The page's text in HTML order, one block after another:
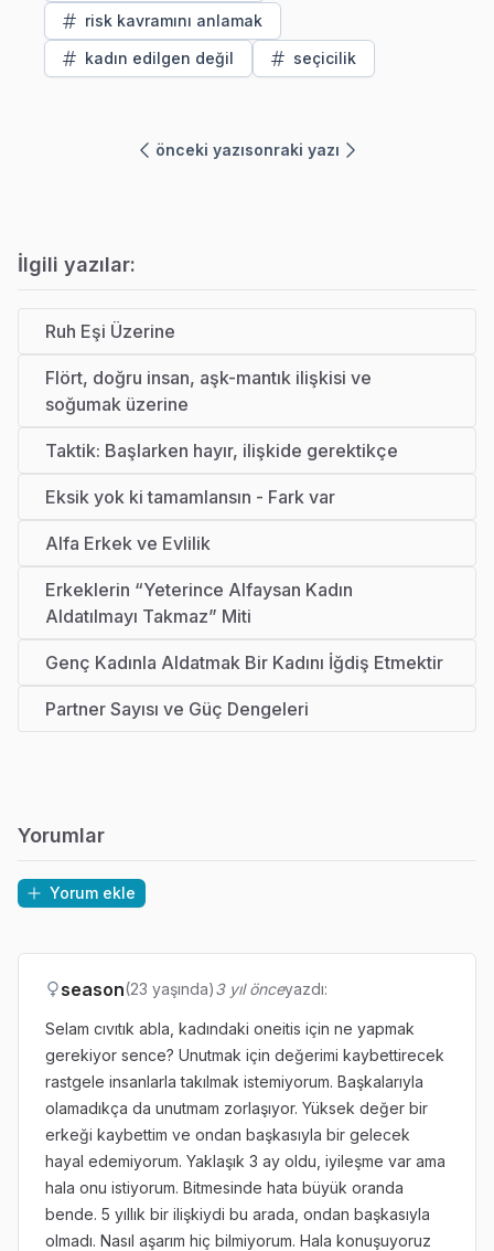
risk kavramını anlamak
kadın edilgen değil
seçicilik
önceki yazısonraki yazı
İlgili yazılar:
Ruh Eşi Üzerine
Flört, doğru insan, aşk-mantık ilişkisi ve
soğumak üzerine
Taktik: Başlarken hayır, ilişkide gerektikçe
Eksik yok ki tamamlansın - Fark var
Alfa Erkek ve Evlilik
Erkeklerin “Yeterince Alfaysan Kadın
Aldatılmayı Takmaz” Miti
Genç Kadınla Aldatmak Bir Kadını İğdiş Etmektir
Partner Sayısı ve Güç Dengeleri
Yorumlar
Yorum ekle
season(23 yaşında)3 yıl önceyazdı:
Selam cıvıtık abla, kadındaki oneitis için ne yapmak
gerekiyor sence? Unutmak için değerimi kaybettirecek
rastgele insanlarla takılmak istemiyorum. Başkalarıyla
olamadıkça da unutmam zorlaşıyor. Yüksek değer bir
erkeği kaybettim ve ondan başkasıyla bir gelecek
hayal edemiyorum. Yaklaşık 3 ay oldu, iyileşme var ama
hala onu istiyorum. Bitmesinde hata büyük oranda
bende. 5 yıllık bir ilişkiydi bu arada, ondan başkasıyla
olmadı. Nasıl aşarım hiç bilmiyorum. Hala konuşuyoruz